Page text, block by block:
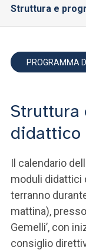
Struttura e
PROGRAMMA
Struttura
didattico
Il calendario
moduli didattici
terranno
mattina),
Gemelli’, con
consiglio